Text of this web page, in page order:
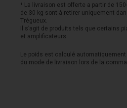
JCM800
à
lampeStudio
Classic
20w
¹ La livraison est offerte a partir de
de 30 kg sont à retirer uniquement
Trégueux.
Il s’agit de produits tels que certains
et amplificateurs.
Le poids est calculé
du mode de livraison lors de la